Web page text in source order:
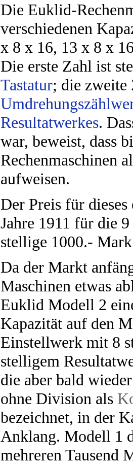
Die Euklid-
verschiedenen
x 8 x 16, 13 x 8 x
Die erste Zahl ist
Tastatur; die zweite
Resultatwerkes.
war, beweist, dass
Rechenmaschinen
aufweisen.
Der Preis für
Jahre 1911 für die
stellige 1000.-
Da der Markt
Maschinen etwas
Euklid Modell 2
Kapazität auf den
Einstellwerk mit 8
stelligem
die aber bald
ohne Division als
bezeichnet, in der
Anklang. Modell 1
mehreren Tausend